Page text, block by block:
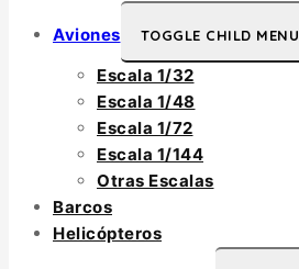
Aviones TOGGLE CHILD MENU
Escala 1/32
Escala 1/48
Escala 1/72
Escala 1/144
Otras Escalas
Barcos
Helicópteros